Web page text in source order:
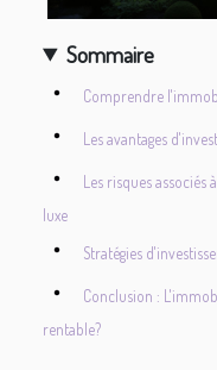
Sommaire
Comprendre
Les avantages
Les risques
luxe
Stratégies
Conclusion :
rentable?